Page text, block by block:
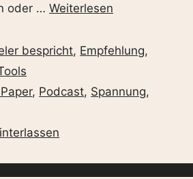
oder … Weiterlesen
bespricht, Empfehlung,
, Podcast, Spannung,